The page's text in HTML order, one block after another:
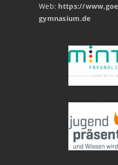
Web: https://
gymnasium.de